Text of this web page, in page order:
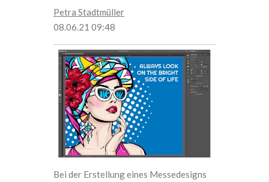
Petra Stadtmüller
08.06.21 09:48
Bei der Erstellung eines Messedesigns